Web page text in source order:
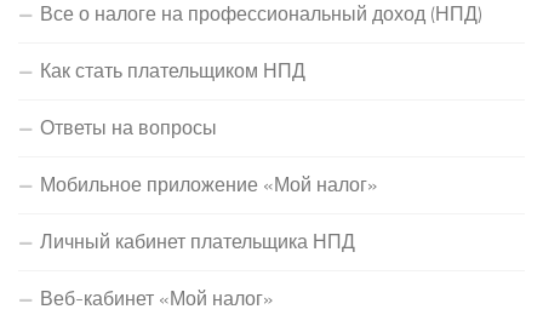
Все о налоге на профессиональный доход (НПД)
Как стать плательщиком НПД
Ответы на вопросы
Мобильное приложение «Мой налог»
Личный кабинет плательщика НПД
Веб-кабинет «Мой налог»